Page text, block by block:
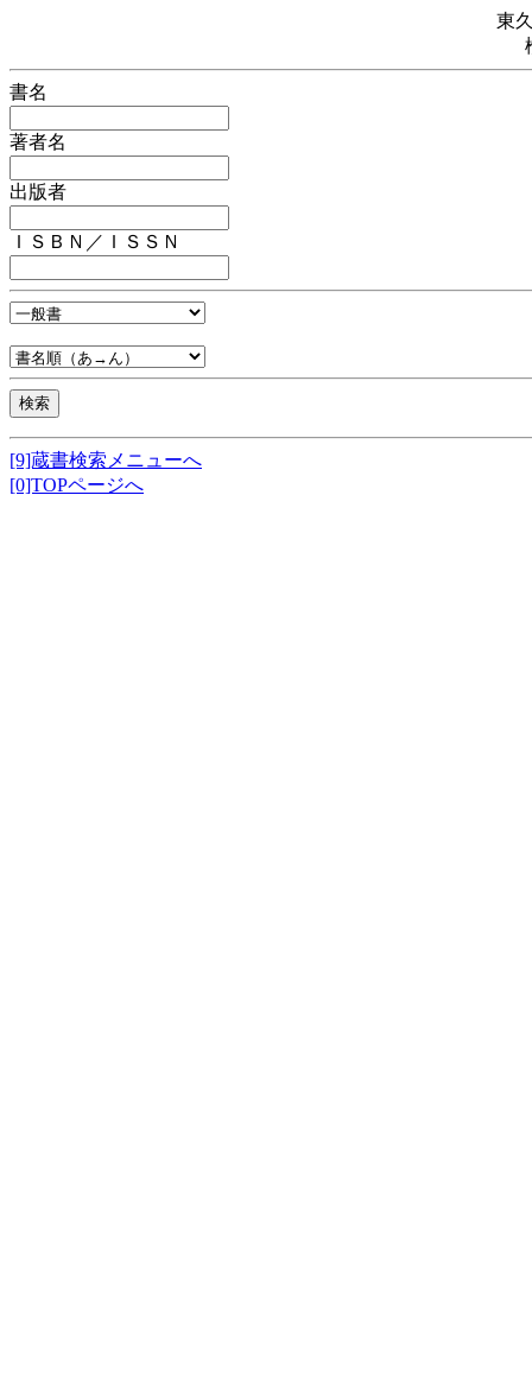
東
書名
著者名
出版者
ＩＳＢＮ／ＩＳＳＮ
[9]蔵書検索メニューへ
[0]TOPページへ